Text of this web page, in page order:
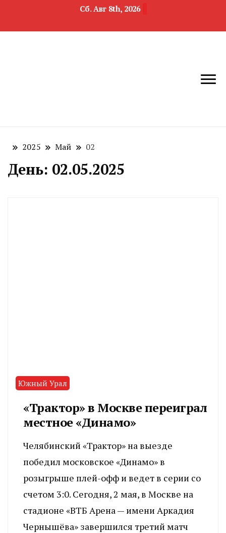
Сб. Авг 8th, 2026
2025 Май 02
День: 02.05.2025
Южный Урал
«Трактор» в Москве переиграл
местное «Динамо»
Челябинский «Трактор» на выезде
победил московское «Динамо» в
розыгрыше плей-офф и ведет в серии со
счетом 3:0. Сегодня, 2 мая, в Москве на
стадионе «ВТБ Арена — имени Аркадия
Чернышёва» завершился третий матч